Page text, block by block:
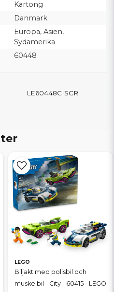
Kartong
Danmark
Europa, Asien,
Sydamerika
60448
LE60448CISCR
LEGO
Biljakt med polisbil och
muskelbil - City - 60415 - LEGO